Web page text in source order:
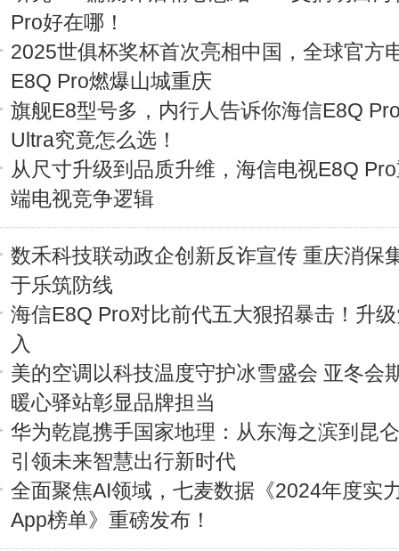
Pro好在哪！
2025世俱杯奖杯首次亮相中国，全球官方
E8Q Pro燃爆山城重庆
旗舰E8型号多，内行人告诉你海信E8Q
Ultra究竟怎么选！
从尺寸升级到品质升维，海信电视E8Q
端电视竞争逻辑
数禾科技联动政企创新反诈宣传 重庆消保
于乐筑防线
海信E8Q Pro对比前代五大狠招暴击！升
入
美的空调以科技温度守护冰雪盛会 亚冬会
暖心驿站彰显品牌担当
华为乾崑携手国家地理：从东海之滨到昆
引领未来智慧出行新时代
全面聚焦AI领域，七麦数据《2024年度实
App榜单》重磅发布！